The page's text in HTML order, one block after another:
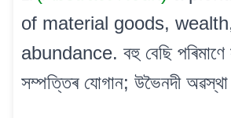
of material goods,
abundance. বহু বেছি পৰিমাণে
সম্পত্তিৰ যোগান; উভৈনদী